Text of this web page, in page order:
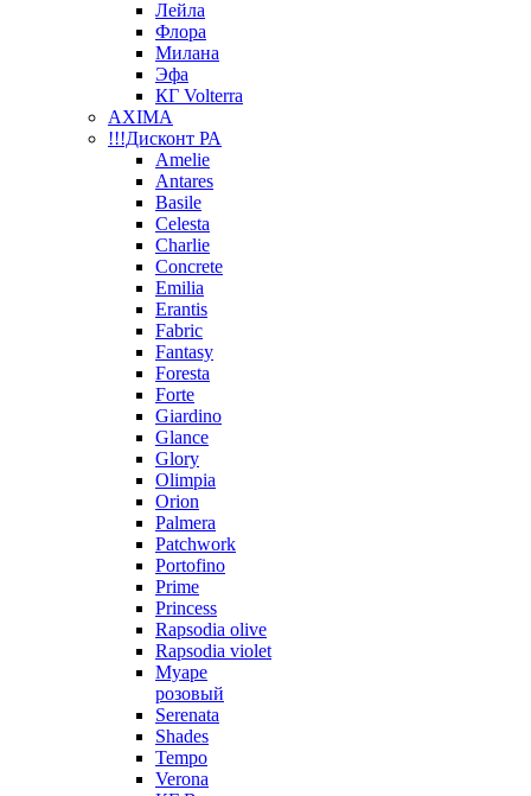
Лейла
Флора
Милана
Эфа
КГ Volterra
AXIMA
!!!Дисконт РА
Amelie
Antares
Basile
Celesta
Charlie
Concrete
Emilia
Erantis
Fabric
Fantasy
Foresta
Forte
Giardino
Glance
Glory
Olimpia
Orion
Palmera
Patchwork
Portofino
Prime
Princess
Rapsodia olive
Rapsodia violet
Муаре
розовый
Serenata
Shades
Tempo
Verona